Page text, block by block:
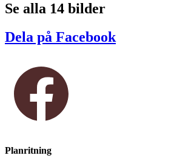
Se alla 14 bilder
Dela på Facebook
Planritning